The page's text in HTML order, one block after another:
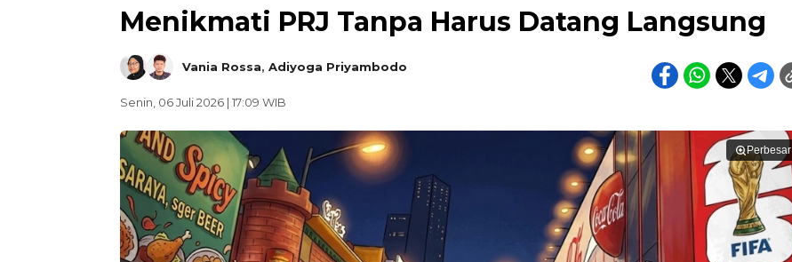
Menikmati PRJ Tanpa Harus Datang Langsung
Vania Rossa, Adiyoga Priyambodo
Senin, 06 Juli 2026 | 17:09 WIB
Perbesar